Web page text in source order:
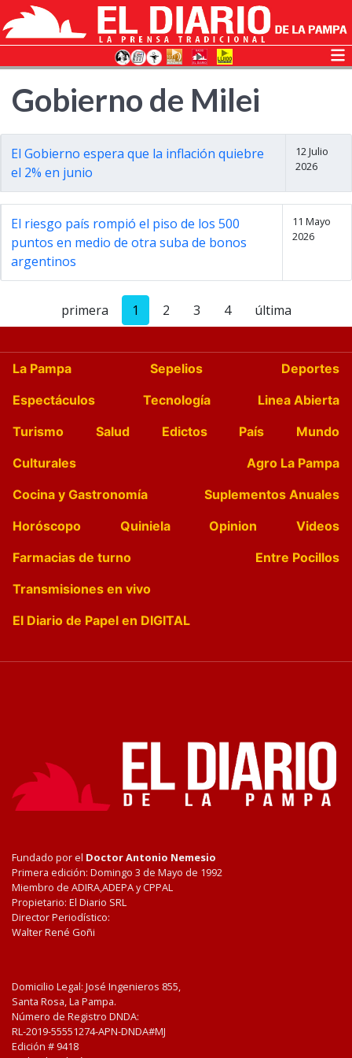
Gobierno de Milei
El Gobierno espera que la inflación quiebre
el 2% en junio
12 Julio
2026
El riesgo país rompió el piso de los 500
puntos en medio de otra suba de bonos
argentinos
11 Mayo
2026
primera 1 2 3 4 última
La Pampa Sepelios
Deportes
Espectáculos
Tecnología
Linea Abierta
Turismo
Salud Edictos País
Mundo
Culturales
Agro La Pampa
Cocina y Gastronomía
Suplementos Anuales
Horóscopo
Quiniela Opinion
Videos
Farmacias de turno
Entre Pocillos
Transmisiones en vivo
El Diario de Papel en DIGITAL
Fundado por el Doctor Antonio Nemesio
Primera edición: Domingo 3 de Mayo de 1992
Miembro de ADIRA,ADEPA y CPPAL
Propietario: El Diario SRL
Director Periodístico:
Walter René Goñi
Domicilio Legal: José Ingenieros 855,
Santa Rosa, La Pampa.
Número de Registro DNDA:
RL-2019-55551274-APN-DNDA#MJ
Edición # 9418